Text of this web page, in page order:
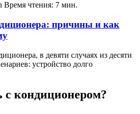
Время чтения: 7 мин.
причины и как
в девяти случаях из десяти
устройство долго
кондиционером?